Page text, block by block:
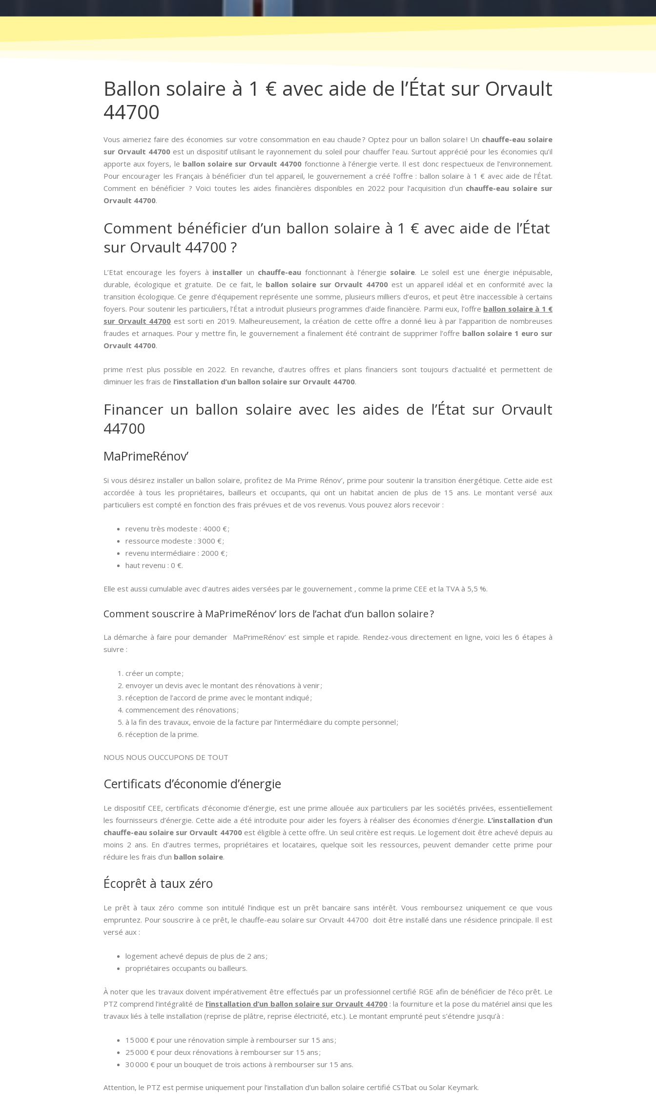
Ballon solaire à 1 € avec aide de l’État sur Orvault
44700
Vous aimeriez faire des économies sur votre consommation en eau chaude ? Optez pour un ballon solaire ! Un chauffe-eau solaire
sur Orvault 44700 est un dispositif utilisant le rayonnement du soleil pour chauffer l’eau. Surtout apprécié pour les économies qu’il
apporte aux foyers, le ballon solaire sur Orvault 44700 fonctionne à l’énergie verte. Il est donc respectueux de l’environnement.
Pour encourager les Français à bénéficier d’un tel appareil, le gouvernement a créé l’offre : ballon solaire à 1 € avec aide de l’État.
Comment en bénéficier ? Voici toutes les aides financières disponibles en 2022 pour l’acquisition d’un chauffe-eau solaire sur
Orvault 44700.
Comment bénéficier d’un ballon solaire à 1 € avec aide de l’État
sur Orvault 44700 ?
L’Etat encourage les foyers à installer un chauffe-eau fonctionnant à l’énergie solaire. Le soleil est une énergie inépuisable,
durable, écologique et gratuite. De ce fait, le ballon solaire sur Orvault 44700 est un appareil idéal et en conformité avec la
transition écologique. Ce genre d’équipement représente une somme, plusieurs milliers d’euros, et peut être inaccessible à certains
foyers. Pour soutenir les particuliers, l’État a introduit plusieurs programmes d’aide financière. Parmi eux, l’offre ballon solaire à 1 €
sur Orvault 44700 est sorti en 2019. Malheureusement, la création de cette offre a donné lieu à par l’apparition de nombreuses
fraudes et arnaques. Pour y mettre fin, le gouvernement a finalement été contraint de supprimer l’offre ballon solaire 1 euro sur
Orvault 44700.
prime n’est plus possible en 2022. En revanche, d’autres offres et plans financiers sont toujours d’actualité et permettent de
diminuer les frais de l’installation d’un ballon solaire sur Orvault 44700.
Financer un ballon solaire avec les aides de l’État sur Orvault
44700
MaPrimeRénov’
Si vous désirez installer un ballon solaire, profitez de Ma Prime Rénov’, prime pour soutenir la transition énergétique. Cette aide est
accordée à tous les propriétaires, bailleurs et occupants, qui ont un habitat ancien de plus de 15 ans. Le montant versé aux
particuliers est compté en fonction des frais prévues et de vos revenus. Vous pouvez alors recevoir :
revenu très modeste : 4000 € ;
ressource modeste : 3000 € ;
revenu intermédiaire : 2000 € ;
haut revenu : 0 €.
Elle est aussi cumulable avec d’autres aides versées par le gouvernement , comme la prime CEE et la TVA à 5,5 %.
Comment souscrire à MaPrimeRénov’ lors de l’achat d’un ballon solaire ?
La démarche à faire pour demander MaPrimeRénov’ est simple et rapide. Rendez-vous directement en ligne, voici les 6 étapes à
suivre :
créer un compte ;
envoyer un devis avec le montant des rénovations à venir ;
réception de l’accord de prime avec le montant indiqué ;
commencement des rénovations ;
à la fin des travaux, envoie de la facture par l’intermédiaire du compte personnel ;
réception de la prime.
NOUS NOUS OUCCUPONS DE TOUT
Certificats d’économie d’énergie
Le dispositif CEE, certificats d’économie d’énergie, est une prime allouée aux particuliers par les sociétés privées, essentiellement
les fournisseurs d’énergie. Cette aide a été introduite pour aider les foyers à réaliser des économies d’énergie. L’installation d’un
chauffe-eau solaire sur Orvault 44700est éligible à cette offre. Un seul critère est requis. Le logement doit être achevé depuis au
moins 2 ans. En d’autres termes, propriétaires et locataires, quelque soit les ressources, peuvent demander cette prime pour
réduire les frais d’un ballon solaire.
Écoprêt à taux zéro
Le prêt à taux zéro comme son intitulé l’indique est un prêt bancaire sans intérêt. Vous remboursez uniquement ce que vous
empruntez. Pour souscrire à ce prêt, le chauffe-eau solaire sur Orvault 44700 doit être installé dans une résidence principale. Il est
versé aux :
logement achevé depuis de plus de 2 ans ;
propriétaires occupants ou bailleurs.
À noter que les travaux doivent impérativement être effectués par un professionnel certifié RGE afin de bénéficier de l’éco prêt. Le
PTZ comprend l’intégralité de l’installation d’un ballon solaire sur Orvault 44700: la fourniture et la pose du matériel ainsi que les
travaux liés à telle installation (reprise de plâtre, reprise électricité, etc.). Le montant emprunté peut s’étendre jusqu’à :
15 000 € pour une rénovation simple à rembourser sur 15 ans ;
25 000 € pour deux rénovations à rembourser sur 15 ans ;
30 000 € pour un bouquet de trois actions à rembourser sur 15 ans.
Attention, le PTZ est permise uniquement pour l’installation d’un ballon solaire certifié CSTbat ou Solar Keymark.